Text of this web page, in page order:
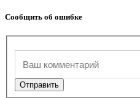
Сообщить об ошибке